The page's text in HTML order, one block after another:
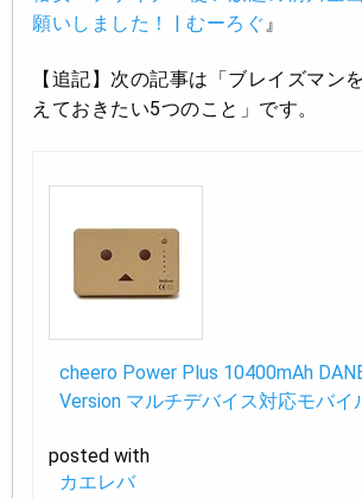
願いしました！ | むーろぐ 』
【追記】次の記事は「ブレイズマン
えておきたい5つのこと」です。
cheero Power Plus 10400mAh
Version マルチデバイス対応モバイ
posted with
カエレバ